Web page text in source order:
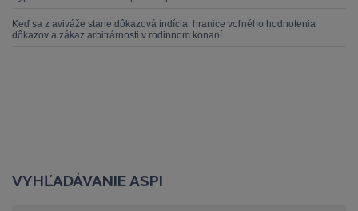
Keď sa z aviváže stane dôkazová indícia: hranice voľného hodnotenia
dôkazov a zákaz arbitrárnosti v rodinnom konaní
VYHĽADÁVANIE ASPI